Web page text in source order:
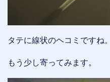
タテに線状のヘコミですね。
もう少し寄ってみます。